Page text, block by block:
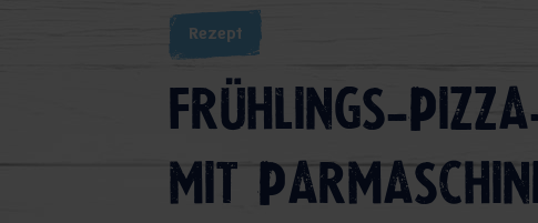
Rezept
Frühlings-
mit